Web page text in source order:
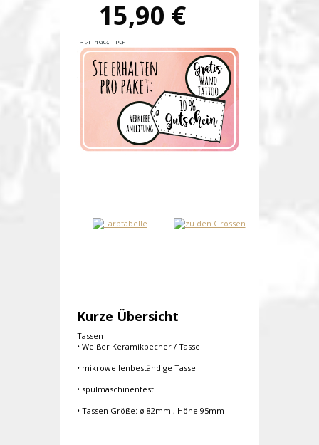
15,90 €
Inkl. 19% USt.
Versandkosten
Produktnummer:ts433-E
Verfügbarkeit:Auf Lager
Lieferzeit: 1-2 werktage
Kurze Übersicht
Tassen
• Weißer Keramikbecher / Tasse
• mikrowellenbeständige Tasse
• spülmaschinenfest
• Tassen Größe: ø 82mm , Höhe 95mm